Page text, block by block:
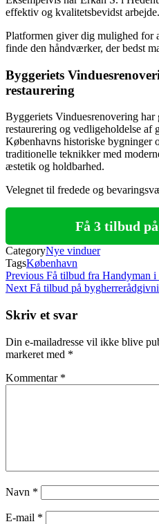
effektiv og kvalitetsbevidst arbejde.
Platformen giver dig mulighed for
finde den håndværker, der bedst
Byggeriets
restaurering
Byggeriets Vinduesrenovering
restaurering og vedligeholdelse af
Københavns historiske bygninger
traditionelle teknikker med
æstetik og holdbarhed.
Velegnet til fredede og
Få 3 tilbud
CategoryNye vinduer
TagsKøbenhavn
Indlægsnavigation
Previous
Post
Previous Få tilbud fra Handyman
Next
Next Få tilbud på
Skriv et svar
Din e-mailadresse vil ikke blive
markeret med *
Kommentar *
Navn *
E-mail *